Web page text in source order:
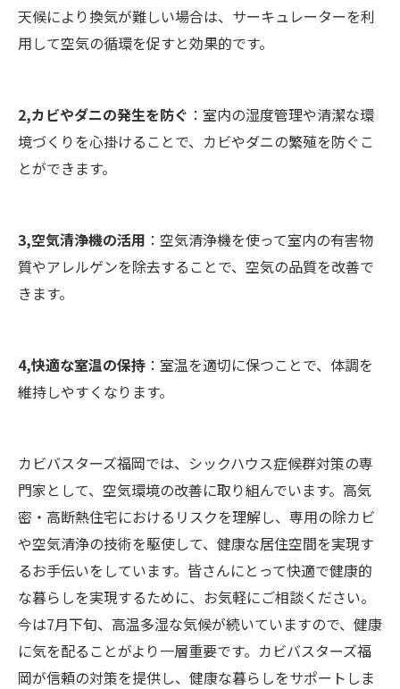
天候により換気が難しい場合は、サーキュレーターを利
用して空気の循環を促すと効果的です。
2,カビやダニの発生を防ぐ ：室内の湿度管理や清潔な環
境づくりを心掛けることで、カビやダニの繁殖を防ぐこ
とができます。
3,空気清浄機の活用 ：空気清浄機を使って室内の有害物
質やアレルゲンを除去することで、空気の品質を改善で
きます。
4,快適な室温の保持 ：室温を適切に保つことで、体調を
維持しやすくなります。
カビバスターズ福岡では、シックハウス症候群対策の専
門家として、空気環境の改善に取り組んでいます。高気
密・高断熱住宅におけるリスクを理解し、専用の除カビ
や空気清浄の技術を駆使して、健康な居住空間を実現す
るお手伝いをしています。皆さんにとって快適で健康的
な暮らしを実現するために、お気軽にご相談ください。
今は7月下旬、高温多湿な気候が続いていますので、健康
に気を配ることがより一層重要です。カビバスターズ福
岡が信頼の対策を提供し、健康な暮らしをサポートしま